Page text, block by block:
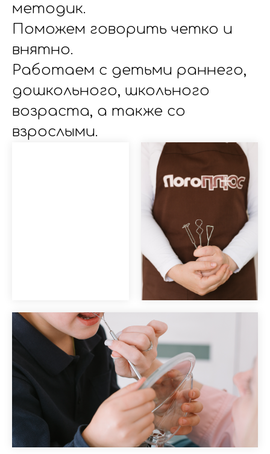
методик.
Поможем говорить четко и
внятно.
Работаем с детьми раннего,
дошкольного, школьного
возраста, а также со
взрослыми.